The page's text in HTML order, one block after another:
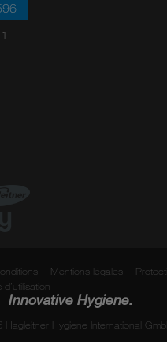
Mentions légales
Innovative Hygiene.
Hygiene International